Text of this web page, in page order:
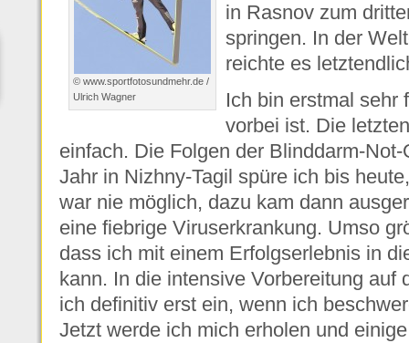
© www.sportfotosundmehr.de /
Ulrich Wagner
in Rasnov zum
springen. In der
reichte es
Ich bin erstmal sehr
vorbei ist. Die
einfach. Die Folgen der Blinddarm-
Jahr in Nizhny-Tagil spüre ich bis
war nie möglich, dazu kam dann
eine fiebrige Viruserkrankung. Umso
dass ich mit einem Erfolgserlebnis in
kann. In die intensive Vorbereitung auf
ich definitiv erst ein, wenn ich
Jetzt werde ich mich erholen und